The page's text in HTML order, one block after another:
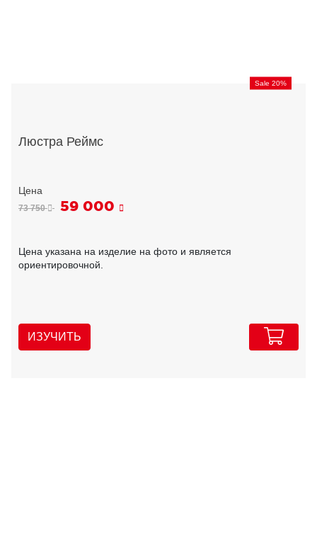
Sale 20%
Люстра Реймс
73 750 59 000
Цена указана на изделие на фото и является
ориентировочной.
ИЗУЧИТЬ